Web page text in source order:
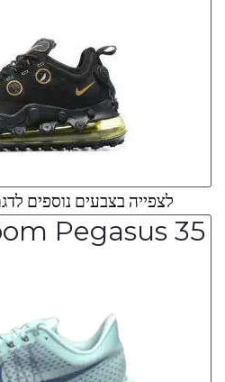
לצפייה בצבעים נוספים
Pegasus 35